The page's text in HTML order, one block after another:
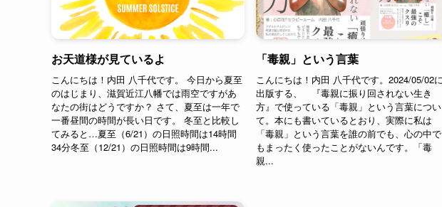
お天道様が見ているよ
こんにちは！内田 八千代です。 今日から夏至
のはじまり、滋賀近江八幡では雨空ですがあ
なたの街はどうですか？ さて、夏至は一年で
一番昼間の時間が長い日です。 冬至と比較し
てみると…夏至（6/21）の日照時間は14時間
34分冬至（12/21）の日照時間は9時間...
「毒親」という言葉
こんにちは！内田 八千代です。2024/05/02に
出版する、 『毒親に振り回されない生き
方』で使っている「毒親」という言葉につい
て。本にも書いているとおり、実際に私は
「毒親」という言葉を誰の前でも、心の中で
もまったく使ったことがないんです。「毒
親...